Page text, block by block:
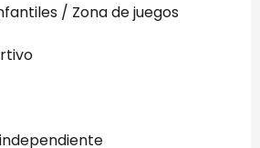
/ Zona de juegos